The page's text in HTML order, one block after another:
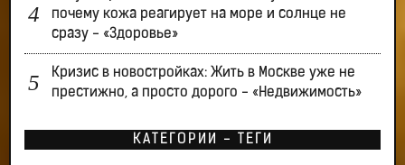
почему кожа реагирует на море и солнце не
сразу - «Здоровье»
Кризис в новостройках: Жить в Москве уже не
престижно, а просто дорого - «Недвижимость»
КАТЕГОРИИ - ТЕГИ